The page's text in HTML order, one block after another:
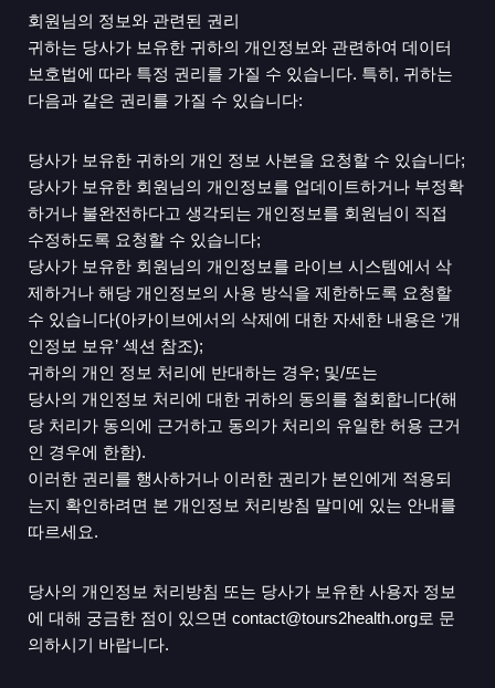
회원님의 정보와 관련된 권리
귀하는 당사가 보유한 귀하의 개인정보와 관련하여 데이터
보호법에 따라 특정 권리를 가질 수 있습니다. 특히, 귀하는
다음과 같은 권리를 가질 수 있습니다:
당사가 보유한 귀하의 개인 정보 사본을 요청할 수 있습니다;
당사가 보유한 회원님의 개인정보를 업데이트하거나 부정확
하거나 불완전하다고 생각되는 개인정보를 회원님이 직접
수정하도록 요청할 수 있습니다;
당사가 보유한 회원님의 개인정보를 라이브 시스템에서 삭
제하거나 해당 개인정보의 사용 방식을 제한하도록 요청할
수 있습니다(아카이브에서의 삭제에 대한 자세한 내용은 ‘개
인정보 보유’ 섹션 참조);
귀하의 개인 정보 처리에 반대하는 경우; 및/또는
당사의 개인정보 처리에 대한 귀하의 동의를 철회합니다(해
당 처리가 동의에 근거하고 동의가 처리의 유일한 허용 근거
인 경우에 한함).
이러한 권리를 행사하거나 이러한 권리가 본인에게 적용되
는지 확인하려면 본 개인정보 처리방침 말미에 있는 안내를
따르세요.
당사의 개인정보 처리방침 또는 당사가 보유한 사용자 정보
에 대해 궁금한 점이 있으면 contact@tours2health.org로 문
의하시기 바랍니다.